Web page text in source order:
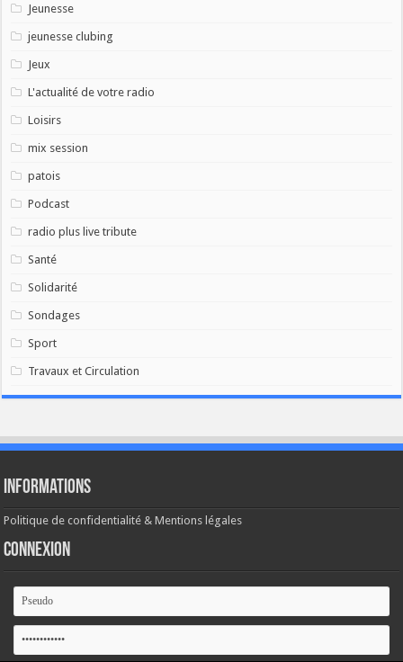
Jeunesse
jeunesse clubing
Jeux
L'actualité de votre radio
Loisirs
mix session
patois
Podcast
radio plus live tribute
Santé
Solidarité
Sondages
Sport
Travaux et Circulation
Informations
Politique de confidentialité & Mentions légales
Connexion